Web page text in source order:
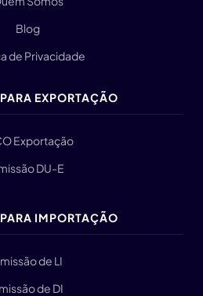
Blog
de Privacidade
EXPORTAÇÃO
Exportação
DU-E
IMPORTAÇÃO
de LI
de DI